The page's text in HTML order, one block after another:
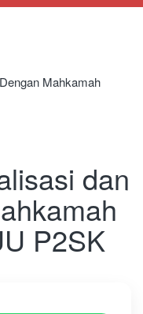
Mahkamah
dan
P2SK